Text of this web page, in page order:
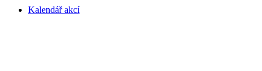
Kalendář akcí